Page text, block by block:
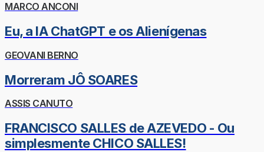
MARCO ANCONI
Eu, a IA ChatGPT e os Alienígenas
GEOVANI BERNO
Morreram JÔ SOARES
ASSIS CANUTO
FRANCISCO SALLES de AZEVEDO - Ou
simplesmente CHICO SALLES!